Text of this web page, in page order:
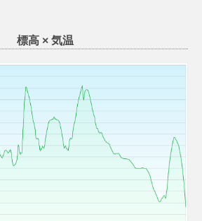
標高 × 気温